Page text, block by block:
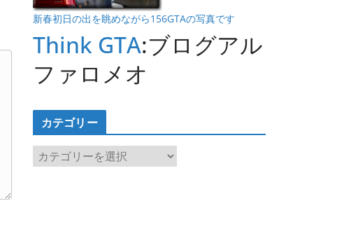
新春初日の出を眺めながら156GTAの写真です
Think GTA:ブログアル
ファロメオ
カテゴリー
カ
テ